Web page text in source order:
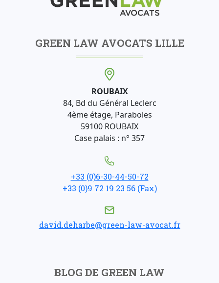
GREEN LAW AVOCATS LILLE
ROUBAIX
84, Bd du Général Leclerc
4ème étage, Paraboles
59100 ROUBAIX
Case palais : n° 357
+33 (0)6-30-44-50-72
+33 (0)9 72 19 23 56 (Fax)
david.deharbe@green-law-avocat.fr
BLOG DE GREEN LAW